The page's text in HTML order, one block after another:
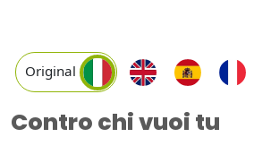
Original
Contro chi vuoi tu